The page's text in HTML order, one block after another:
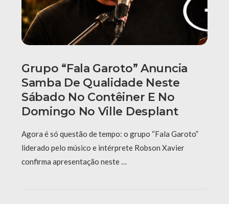
Grupo “Fala Garoto” Anuncia
Samba De Qualidade Neste
Sábado No Contêiner E No
Domingo No Ville Desplant
Agora é só questão de tempo: o grupo “Fala Garoto”
liderado pelo músico e intérprete Robson Xavier
confirma apresentação neste …